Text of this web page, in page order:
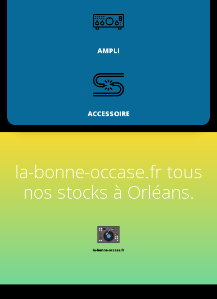
AMPLI
ACCESSOIRE
la-bonne-occase.fr tous
nos stocks à Orléans.